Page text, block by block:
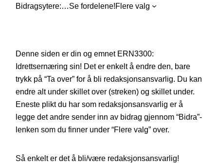
Bidragsytere: Se fordelene!Flere valg
Denne siden er din og emnet ERN3300:
Idrettsernæring sin! Det er enkelt å endre den, bare
trykk på “Ta over” for å bli redaksjonsansvarlig. Du kan
endre alt under skillet over (streken) og skillet under.
Eneste plikt du har som redaksjonsansvarlig er å
legge det andre sender inn av bidrag gjennom “Bidra”-
lenken som du finner under “Flere valg” over.
Så enkelt er det å bli/være redaksjonsansvarlig!